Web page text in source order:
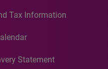
Tax Information
Statement